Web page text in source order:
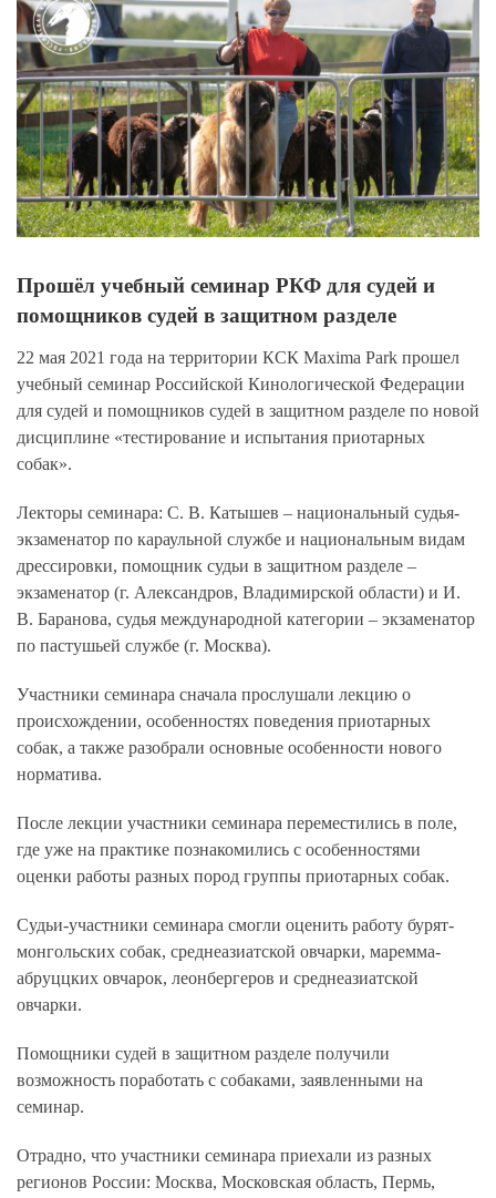
Larger
Image
Прошёл учебный семинар РКФ для судей и
помощников судей в защитном разделе
22 мая 2021 года на территории КСК Maxima Park прошел
учебный семинар Российской Кинологической Федерации
для судей и помощников судей в защитном разделе по новой
дисциплине «тестирование и испытания приотарных
собак».
Лекторы семинара: С. В. Катышев – национальный судья-
экзаменатор по караульной службе и национальным видам
дрессировки, помощник судьи в защитном разделе –
экзаменатор (г. Александров, Владимирской области) и И.
В. Баранова, судья международной категории – экзаменатор
по пастушьей службе (г. Москва).
Участники семинара сначала прослушали лекцию о
происхождении, особенностях поведения приотарных
собак, а также разобрали основные особенности нового
норматива.
После лекции участники семинара переместились в поле,
где уже на практике познакомились с особенностями
оценки работы разных пород группы приотарных собак.
Судьи-участники семинара смогли оценить работу бурят-
монгольских собак, среднеазиатской овчарки, маремма-
абруццких овчарок, леонбергеров и среднеазиатской
овчарки.
Помощники судей в защитном разделе получили
возможность поработать с собаками, заявленными на
семинар.
Отрадно, что участники семинара приехали из разных
регионов России: Москва, Московская область, Пермь,